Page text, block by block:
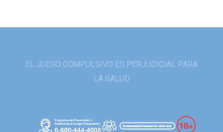
EL JUEGO COMPULSIVO ES PERJUDICIAL PARA
LA SALUD